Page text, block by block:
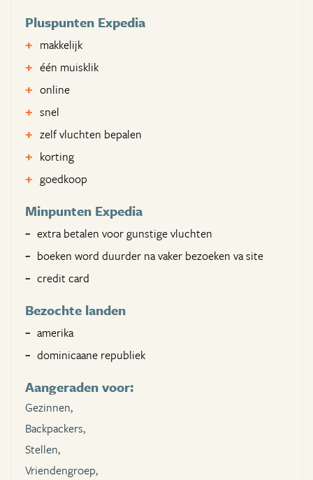
Pluspunten Expedia
makkelijk
één muisklik
online
snel
zelf vluchten bepalen
korting
goedkoop
Minpunten Expedia
extra betalen voor gunstige vluchten
boeken word duurder na vaker bezoeken va site
credit card
Bezochte landen
amerika
dominicaane republiek
Aangeraden voor:
Gezinnen,
Backpackers,
Stellen,
Vriendengroep,